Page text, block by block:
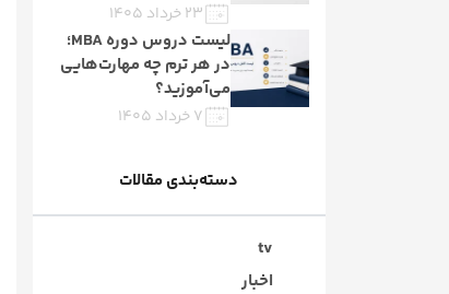
۲۳ خرداد ۱۴۰۵
لیست دروس دوره MBA؛
در هر ترم چه مهارت‌هایی
می‌آموزید؟
۷ خرداد ۱۴۰۵
دسته‌بندی مقالات
tv
اخبار